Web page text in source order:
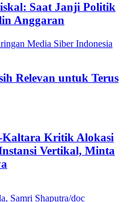
Saat Janji Politik
Anggaran
Relevan untuk Terus
Kritik Alokasi
Vertikal, Minta